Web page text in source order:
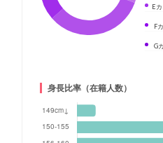
E
F
G
身長比率（在籍人数）